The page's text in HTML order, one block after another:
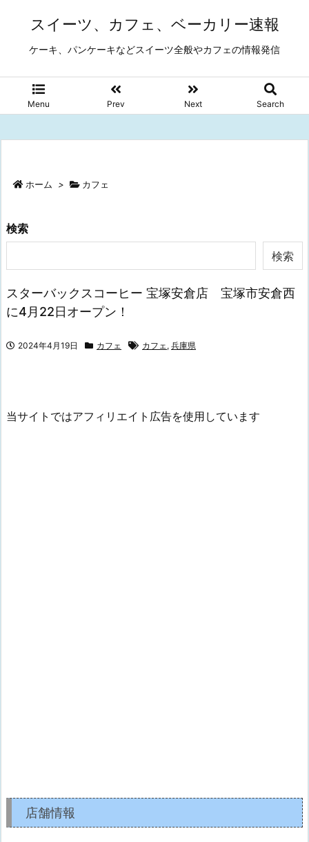
スイーツ、カフェ、ベーカリー速報
ケーキ、パンケーキなどスイーツ全般やカフェの情報発信
Menu Prev Next Search
ホーム > カフェ
検索
検索
スターバックスコーヒー 宝塚安倉店 宝塚市安倉西
に4月22日オープン！
2024年4月19日 カフェ カフェ, 兵庫県
当サイトではアフィリエイト広告を使用しています
店舗情報